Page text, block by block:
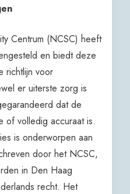
Centrum (NCSC) heeft
en biedt deze
richtlijn voor
er uiterste zorg is
dat de
of volledig accuraat is.
is onderworpen aan
door het NCSC,
in Den Haag
recht. Het